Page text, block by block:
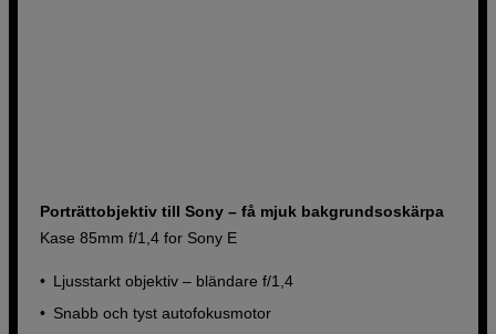
Porträttobjektiv till Sony – få mjuk bakgrundsoskärpa
Kase 85mm f/1,4 for Sony E
Ljusstarkt objektiv – bländare f/1,4
Snabb och tyst autofokusmotor